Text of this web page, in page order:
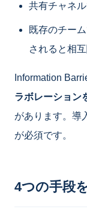
共有チャネ
既存のチー
されると相
Information
ラボレーション
があります。導
が必須です。
4つの手段